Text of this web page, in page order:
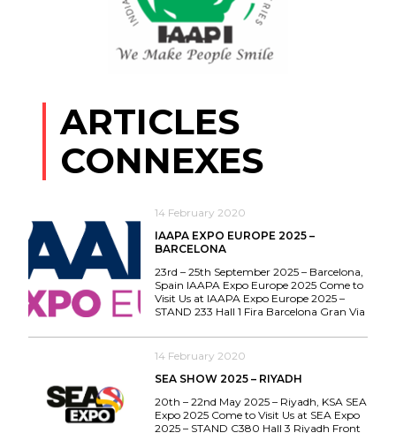
ARTICLES
CONNEXES
14 February 2020
IAAPA EXPO EUROPE 2025 –
BARCELONA
23rd – 25th September 2025 – Barcelona,
Spain IAAPA Expo Europe 2025 Come to
Visit Us at IAAPA Expo Europe 2025 –
STAND 233 Hall 1 Fira Barcelona Gran Via
14 February 2020
SEA SHOW 2025 – RIYADH
20th – 22nd May 2025 – Riyadh, KSA SEA
Expo 2025 Come to Visit Us at SEA Expo
2025 – STAND C380 Hall 3 Riyadh Front